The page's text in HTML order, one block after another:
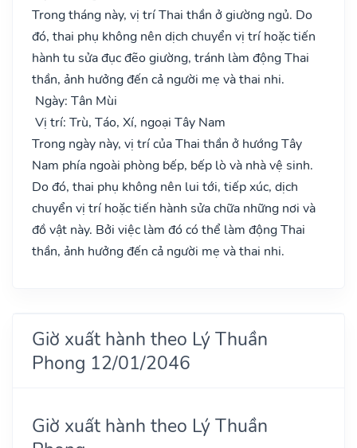
Trong tháng này, vị trí Thai thần ở giường ngủ. Do
đó, thai phụ không nên dịch chuyển vị trí hoặc tiến
hành tu sửa đục đẽo giường, tránh làm động Thai
thần, ảnh hưởng đến cả người mẹ và thai nhi.
Ngày: Tân Mùi
Vị trí: Trù, Táo, Xí, ngoại Tây Nam
Trong ngày này, vị trí của Thai thần ở hướng Tây
Nam phía ngoài phòng bếp, bếp lò và nhà vệ sinh.
Do đó, thai phụ không nên lui tới, tiếp xúc, dịch
chuyển vị trí hoặc tiến hành sửa chữa những nơi và
đồ vật này. Bởi việc làm đó có thể làm động Thai
thần, ảnh hưởng đến cả người mẹ và thai nhi.
Giờ xuất hành theo Lý Thuần
Phong 12/01/2046
Giờ xuất hành theo Lý Thuần